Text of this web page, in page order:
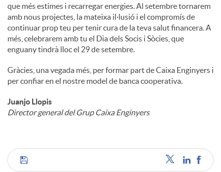
que més estimes i recarregar energies. Al setembre tornarem
amb nous projectes, la mateixa il·lusió i el compromís de
continuar prop teu per tenir cura de la teva salut financera. A
més, celebrarem amb tu el Dia dels Socis i Sòcies, que
enguany tindrà lloc el 29 de setembre.
Gràcies, una vegada més, per formar part de Caixa Enginyers i
per confiar en el nostre model de banca cooperativa.
Juanjo Llopis
Director general del Grup Caixa Enginyers